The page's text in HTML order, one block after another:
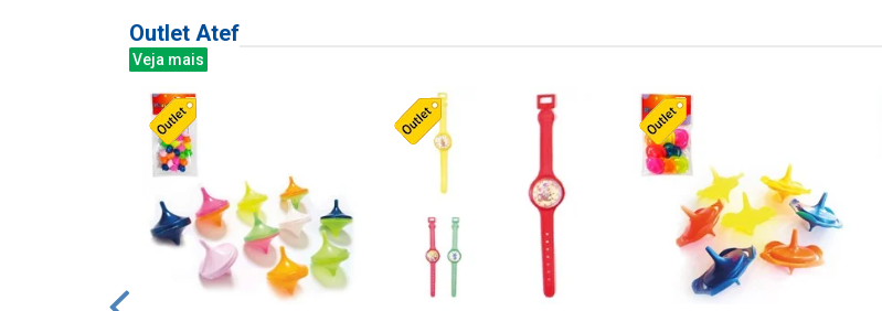
Outlet Atef
Veja mais